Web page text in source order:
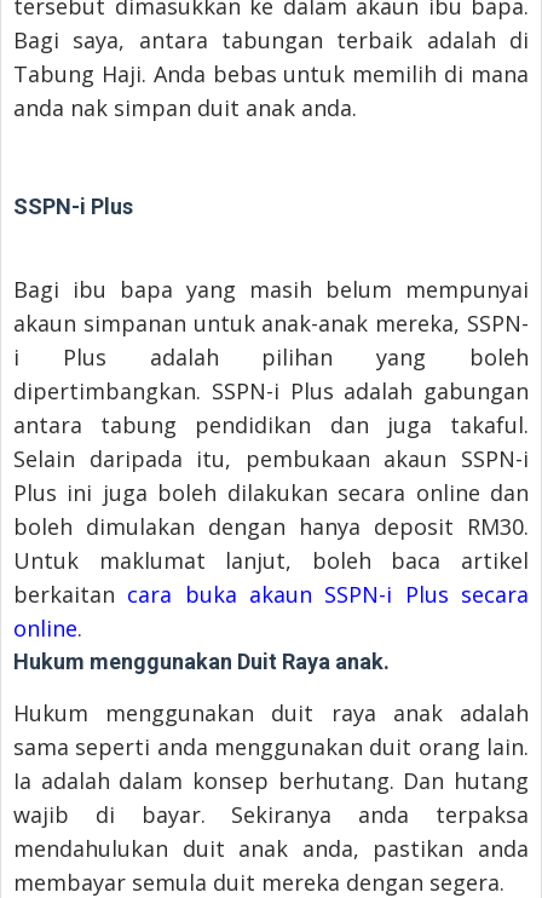
Bagi saya, antara tabungan terbaik adalah di
Tabung Haji. Anda bebas untuk memilih di mana
anda nak simpan duit anak anda.
SSPN-i Plus
Bagi ibu bapa yang masih belum mempunyai
akaun simpanan untuk anak-anak mereka, SSPN-
i Plus adalah pilihan yang boleh
dipertimbangkan. SSPN-i Plus adalah gabungan
antara tabung pendidikan dan juga takaful.
Selain daripada itu, pembukaan akaun SSPN-i
Plus ini juga boleh dilakukan secara online dan
boleh dimulakan dengan hanya deposit RM30.
Untuk maklumat lanjut, boleh baca artikel
berkaitan cara buka akaun SSPN-i Plus secara
online.
Hukum menggunakan Duit Raya anak.
Hukum menggunakan duit raya anak adalah
sama seperti anda menggunakan duit orang lain.
Ia adalah dalam konsep berhutang. Dan hutang
wajib di bayar. Sekiranya anda terpaksa
mendahulukan duit anak anda, pastikan anda
membayar semula duit mereka dengan segera.